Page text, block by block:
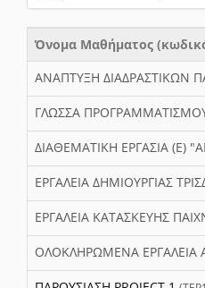
Όνομα Μαθήματος
ΑΝΑΠΤΥΞΗ ΔΙΑΔΡΑΣΤΙΚΩΝ
ΓΛΩΣΣΑ
ΔΙΑΘΕΜΑΤΙΚΗ ΕΡΓΑΣΙΑ (Ε)
ΕΡΓΑΛΕΙΑ ΔΗΜΙΟΥΡΓΙΑΣ
ΕΡΓΑΛΕΙΑ ΚΑΤΑΣΚΕΥΗΣ
ΟΛΟΚΛΗΡΩΜΕΝΑ ΕΡΓΑΛΕΙΑ